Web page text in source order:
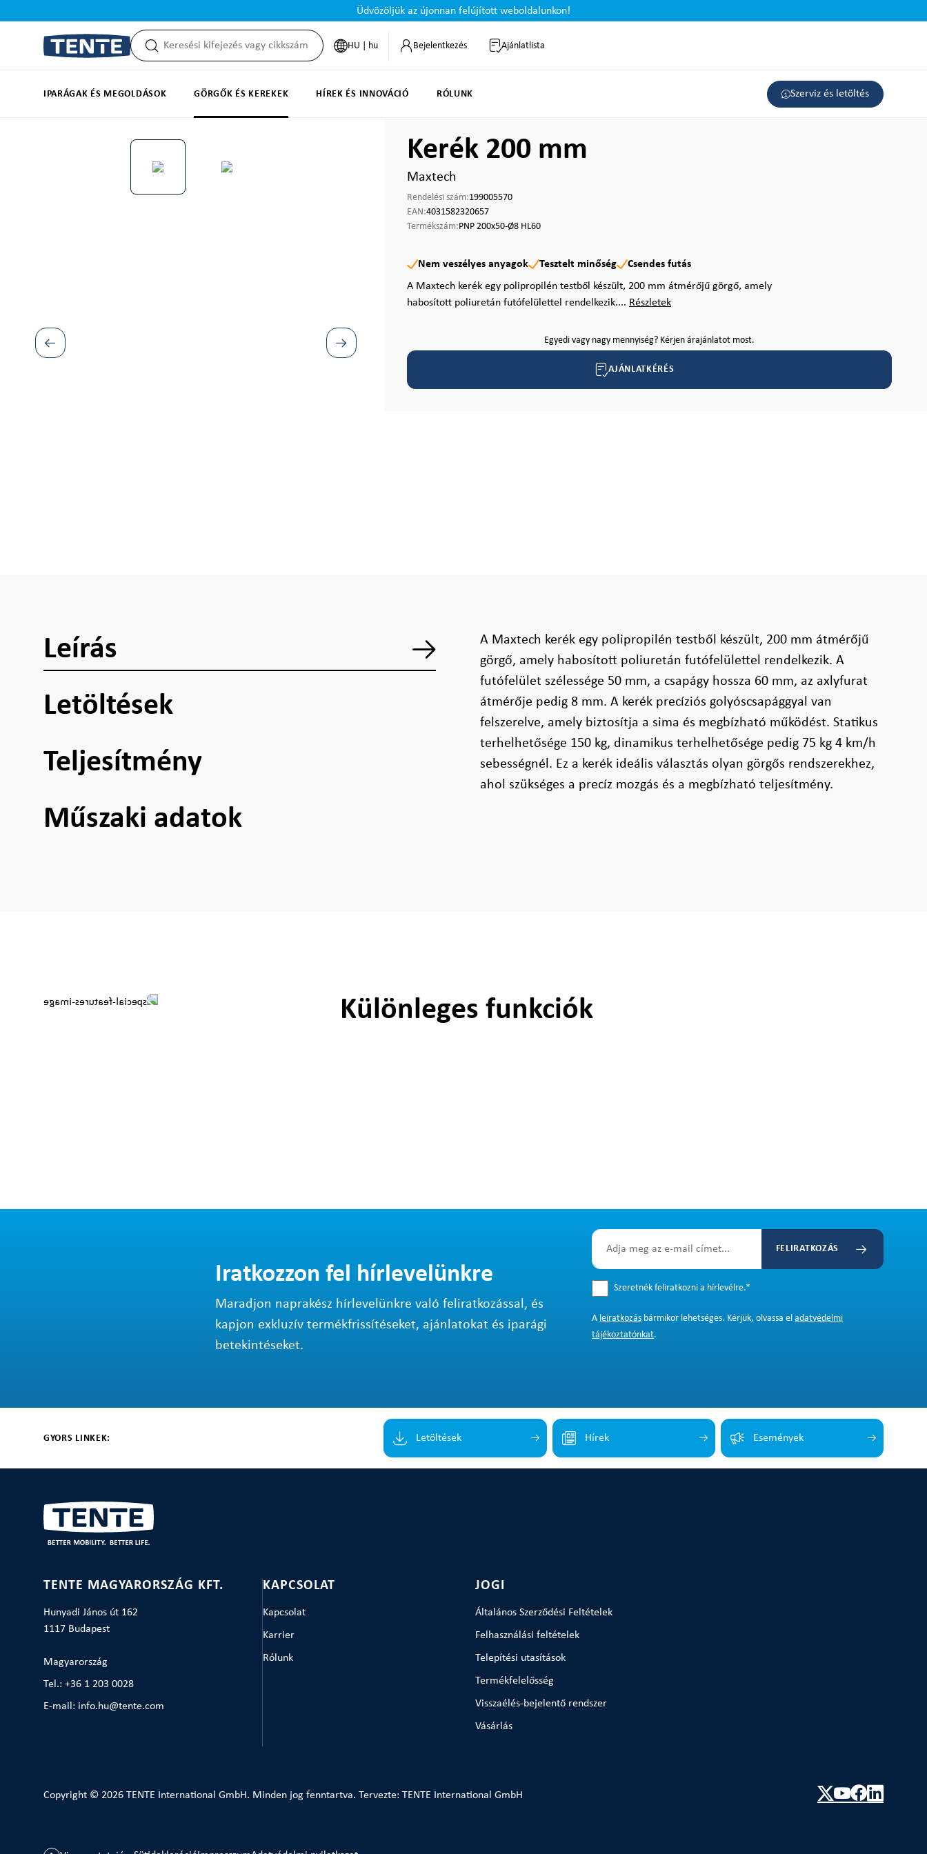
Üdvözöljük az újonnan felújított weboldalunkon!
HU | hu Bejelentkezés Ajánlatlista
IPARÁGAK ÉS MEGOLDÁSOK GÖRGŐK ÉS KEREKEK HÍREK ÉS INNOVÁCIÓ RÓLUNK Szerviz és letöltés
Kerék 200 mm
Maxtech
Rendelési szám:199005570
EAN:4031582320657
Termékszám:PNP 200x50-Ø8 HL60
Nem veszélyes anyagok Tesztelt minőség
Csendes futás
A Maxtech kerék egy polipropilén testből készült, 200 mm átmérőjű görgő, amely
habosított poliuretán futófelülettel rendelkezik.... Részletek
Egyedi vagy nagy mennyiség? Kérjen árajánlatot most.
AJÁNLATKÉRÉS
Leírás
Letöltések
Teljesítmény
Műszaki adatok
A Maxtech kerék egy polipropilén testből készült, 200 mm átmérőjű
görgő, amely habosított poliuretán futófelülettel rendelkezik. A
futófelület szélessége 50 mm, a csapágy hossza 60 mm, az axlyfurat
átmérője pedig 8 mm. A kerék precíziós golyóscsapággyal van
felszerelve, amely biztosítja a sima és megbízható működést. Statikus
terhelhetősége 150 kg, dinamikus terhelhetősége pedig 75 kg 4 km/h
sebességnél. Ez a kerék ideális választás olyan görgős rendszerekhez,
ahol szükséges a precíz mozgás és a megbízható teljesítmény.
Különleges funkciók
Iratkozzon fel hírlevelünkre
Maradjon naprakész hírlevelünkre való feliratkozással, és
kapjon exkluzív termékfrissítéseket, ajánlatokat és iparági
betekintéseket.
FELIRATKOZÁS
Szeretnék feliratkozni a hírlevélre.*
A leiratkozás bármikor lehetséges. Kérjük, olvassa eladatvédelmi
tájékoztatónkat.
GYORS LINKEK: Letöltések Hírek Események
TENTE MAGYARORSZÁG KFT.
Hunyadi János út 162
1117 Budapest
Magyarország
Tel.: +36 1 203 0028
E-mail: info.hu@tente.com
KAPCSOLAT
Kapcsolat
Karrier
Rólunk
JOGI
Általános Szerződési Feltételek
Felhasználási feltételek
Telepítési utasítások
Termékfelelősség
Visszaélés-bejelentő rendszer
Vásárlás
Copyright © 2026 TENTE International GmbH. Minden jog fenntartva. Tervezte: TENTE International GmbH